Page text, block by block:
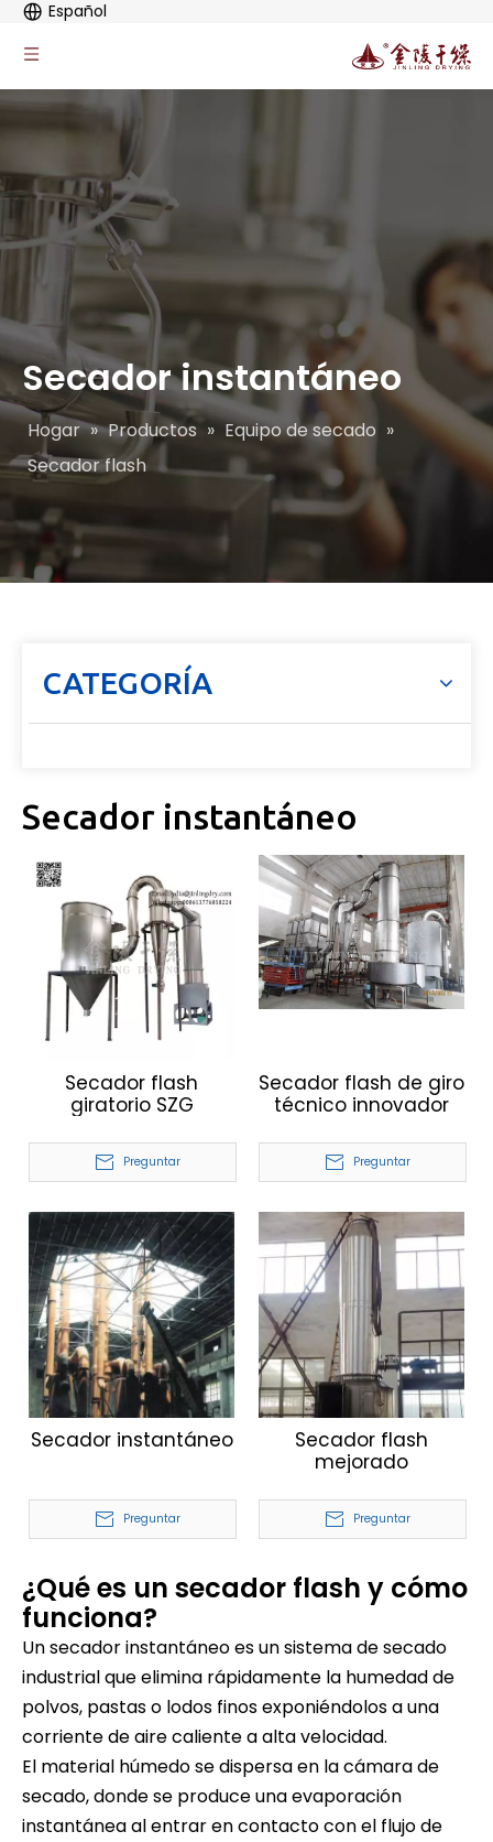
Español
Secador instantáneo
Hogar » Productos » Equipo de secado »
Secador flash
CATEGORÍA
Secador instantáneo
Secador flash
giratorio SZG
Preguntar
Secador flash de giro
técnico innovador
Preguntar
Secador instantáneo
Preguntar
Secador flash
mejorado
Preguntar
¿Qué es un secador flash y cómo
funciona?
Un secador instantáneo es un sistema de secado
industrial que elimina rápidamente la humedad de
polvos, pastas o lodos finos exponiéndolos a una
corriente de aire caliente a alta velocidad.
El material húmedo se dispersa en la cámara de
secado, donde se produce una evaporación
instantánea al entrar en contacto con el flujo de